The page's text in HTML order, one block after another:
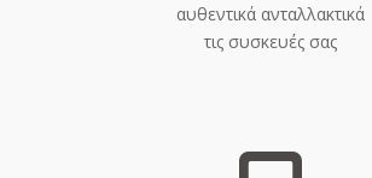
αυθεντικά ανταλλακτικά
τις συσκευές σας